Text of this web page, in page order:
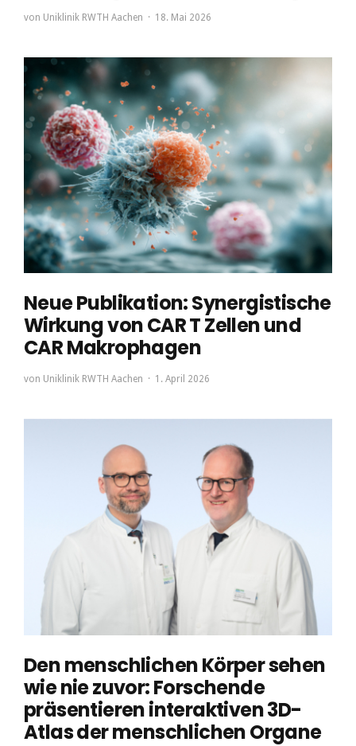
von Uniklinik RWTH Aachen 18. Mai 2026
Neue Publikation: Synergistische
Wirkung von CAR T Zellen und
CAR Makrophagen
von Uniklinik RWTH Aachen 1. April 2026
Den menschlichen Körper sehen
wie nie zuvor: Forschende
präsentieren interaktiven 3D-
Atlas der menschlichen Organe